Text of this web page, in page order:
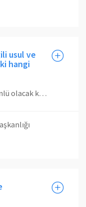
usul ve
hangi
Stratejik plan hazırlamakla yükümlü olacak kamu idarelerinin ve stratejik planlama sürecine ilişkin takvimin tespitine, stratejik planların kalkınma planı ve programlarla ilişkilendirilmesine yönelik usul ve esasların belirlenmesine Devlet Planlama Teşkilatı Müsteşarlığı yetkilidir.